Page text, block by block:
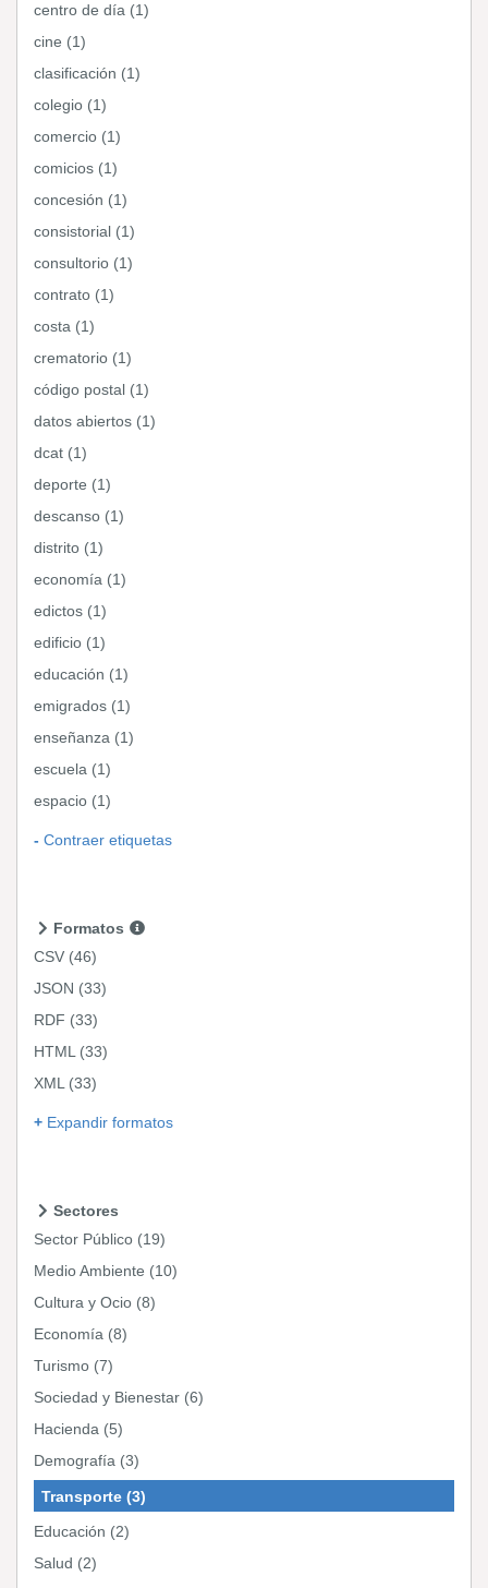
centro de día (1)
cine (1)
clasificación (1)
colegio (1)
comercio (1)
comicios (1)
concesión (1)
consistorial (1)
consultorio (1)
contrato (1)
costa (1)
crematorio (1)
código postal (1)
datos abiertos (1)
dcat (1)
deporte (1)
descanso (1)
distrito (1)
economía (1)
edictos (1)
edificio (1)
educación (1)
emigrados (1)
enseñanza (1)
escuela (1)
espacio (1)
Contraer etiquetas
Formatos
CSV (46)
JSON (33)
RDF (33)
HTML (33)
XML (33)
Expandir formatos
Sectores
Sector Público (19)
Medio Ambiente (10)
Cultura y Ocio (8)
Economía (8)
Turismo (7)
Sociedad y Bienestar (6)
Hacienda (5)
Demografía (3)
Transporte (3)
Educación (2)
Salud (2)